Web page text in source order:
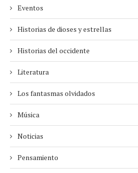
Eventos
Historias de dioses y estrellas
Historias del occidente
Literatura
Los fantasmas olvidados
Música
Noticias
Pensamiento